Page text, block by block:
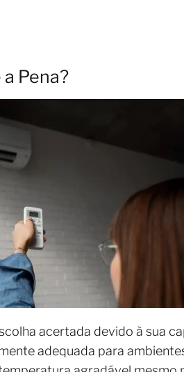
Pena?
acertada devido à sua
adequada para